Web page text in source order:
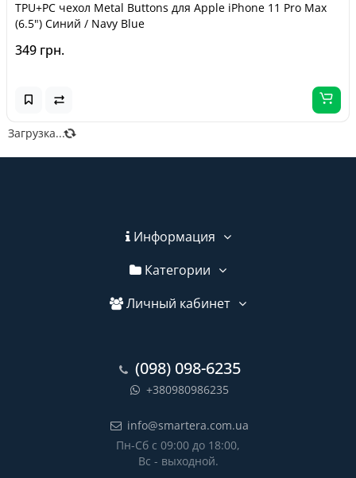
TPU+PC чехол Metal Buttons для Apple iPhone 11 Pro Max
(6.5") Синий / Navy Blue
349 грн.
Загрузка...
Информация
Категории
Личный кабинет
(098) 098-6235
+380980986235
info@smartera.com.ua
Пн-Сб с 09:00 до 18:00,
Вс - выходной.